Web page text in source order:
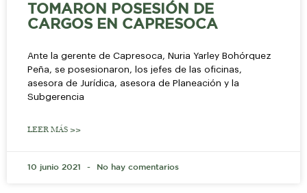
TOMARON POSESIÓN DE
CARGOS EN CAPRESOCA
Ante la gerente de Capresoca, Nuria Yarley Bohórquez
Peña, se posesionaron, los jefes de las oficinas,
asesora de Jurídica, asesora de Planeación y la
Subgerencia
LEER MÁS >>
10 junio 2021 No hay comentarios